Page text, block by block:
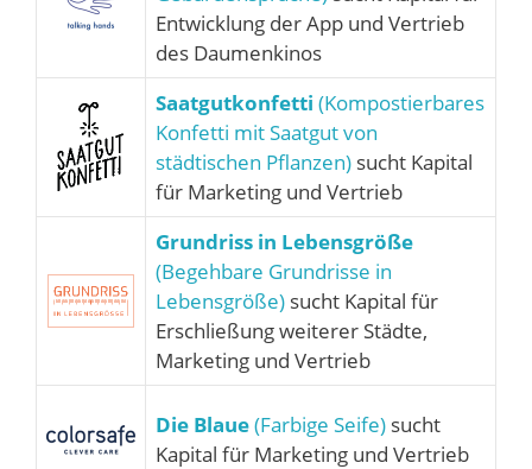
Entwicklung der App und Vertrieb
des Daumenkinos
Saatgutkonfetti (Kompostierbares
Konfetti mit Saatgut von
städtischen Pflanzen) sucht Kapital
für Marketing und Vertrieb
Grundriss in Lebensgröße
(Begehbare Grundrisse in
Lebensgröße) sucht Kapital für
Erschließung weiterer Städte,
Marketing und Vertrieb
Die Blaue(Farbige Seife) sucht
Kapital für Marketing und Vertrieb